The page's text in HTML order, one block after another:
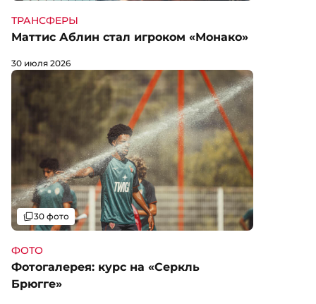
ТРАНСФЕРЫ
Маттис Аблин стал игроком «Монако»
30 июля 2026
ФОТО
Фотогалерея: курс на «Серкль
Брюгге»
Галерея
30 фото